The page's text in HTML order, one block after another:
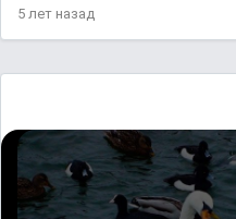
5 лет назад